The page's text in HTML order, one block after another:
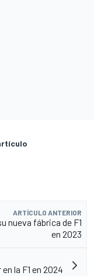
ARTÍCULO ANTERIOR
nueva fábrica de F1
en 2023
la F1 en 2024